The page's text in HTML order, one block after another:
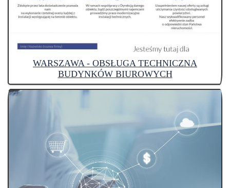
WARSZAWA - OBSŁUGA TECHNICZNA
BUDYNKÓW BIUROWYCH